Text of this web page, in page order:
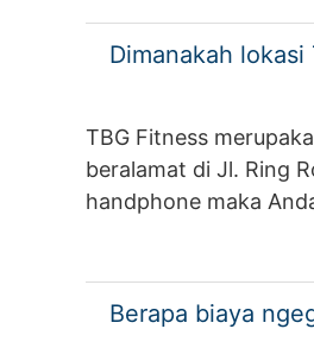
Dimanakah lokasi
TBG Fitness
beralamat di Jl. Ring
handphone maka
Berapa biaya